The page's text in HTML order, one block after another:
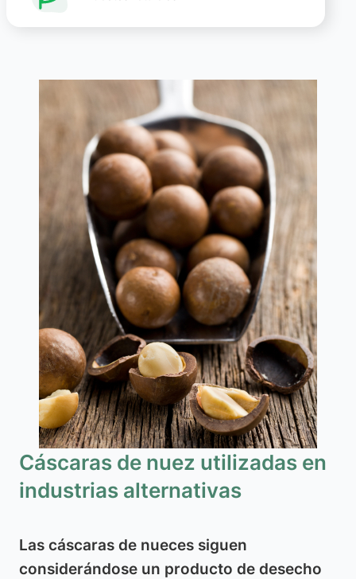
Cáscaras de nuez utilizadas en
industrias alternativas
Las cáscaras de nueces siguen
considerándose un producto de desecho